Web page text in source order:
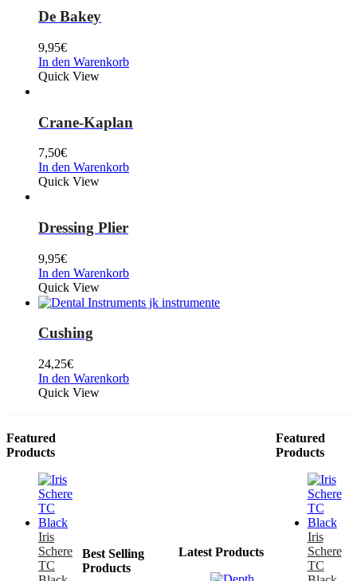
De Bakey
9,95€
In den Warenkorb
Quick View
Crane-Kaplan
7,50€
In den Warenkorb
Quick View
Dressing Plier
9,95€
In den Warenkorb
Quick View
Cushing
24,25€
In den Warenkorb
Quick View
Featured
Products
Iris
Schere
TC
Best Selling
Products
Latest Products
Featured
Products
Iris
Schere
TC